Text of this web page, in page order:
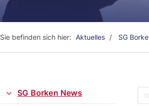
Sie befinden sich hier: Aktuelles SG
SG Borken News